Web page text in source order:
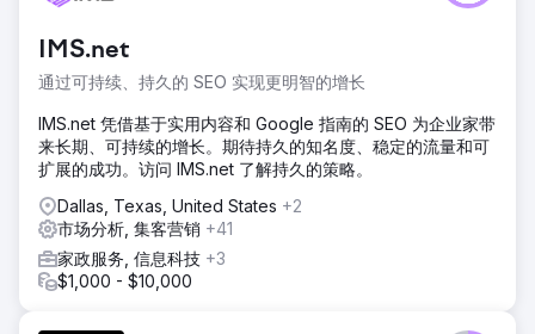
IMS.net
通过可持续、持久的 SEO 实现更明智的增长
IMS.net 凭借基于实用内容和 Google 指南的 SEO 为企业家带
来长期、可持续的增长。期待持久的知名度、稳定的流量和可
扩展的成功。访问 IMS.net 了解持久的策略。
Dallas, Texas, United States +2
市场分析, 集客营销 +41
家政服务, 信息科技 +3
$1,000 - $10,000